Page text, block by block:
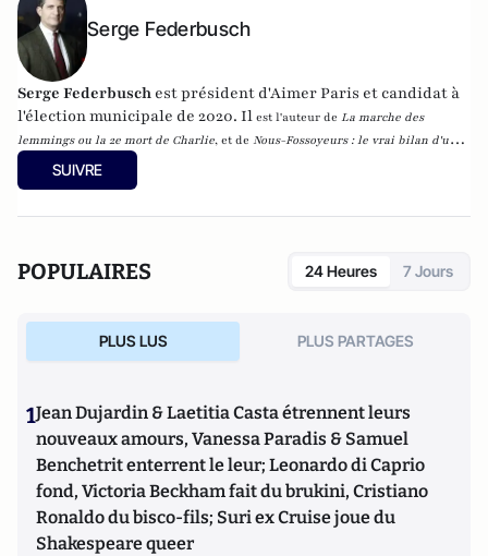
Serge Federbusch
Serge Federbusch est président d'Aimer Paris et candidat à
l'élection municipale de 2020. Il est l'auteur de La marche des
lemmings ou la 2e mort de Charlie, et de Nous-Fossoyeurs : le vrai bilan d'un
fatal quinquennat
SUIVRE
POPULAIRES 24 Heures 7 Jours
PLUS LUS PLUS PARTAGES
1Jean Dujardin & Laetitia Casta étrennent leurs
nouveaux amours, Vanessa Paradis & Samuel
Benchetrit enterrent le leur; Leonardo di Caprio
fond, Victoria Beckham fait du brukini, Cristiano
Ronaldo du bisco-fils; Suri ex Cruise joue du
Shakespeare queer